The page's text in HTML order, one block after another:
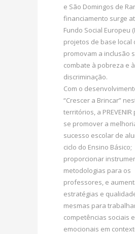
e São Domingos de
financiamento surge
Fundo Social Europeu
projetos de base local
promovam a inclusão
combate à pobreza e à
discriminação.
Com o
“Crescer a Brincar”
territórios, a
se promover a
sucesso escolar de
ciclo do Ensino Básico;
proporcionar
metodologias para os
professores, e
estratégias e
mesmas para
competências sociais e
emocionais em